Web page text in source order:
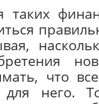
таких
что
для него.